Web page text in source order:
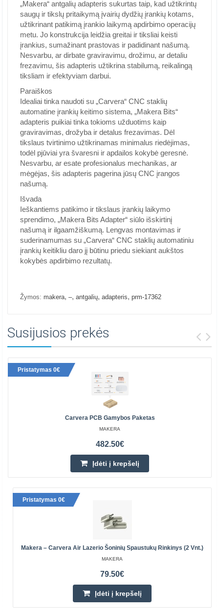
„Makera“ antgalių adapteris sukurtas taip, kad užtikrintų
saugų ir tikslų pritaikymą įvairių dydžių įrankių kotams,
užtikrinant patikimą įrankio laikymą apdirbimo operacijų
metu. Jo konstrukcija leidžia greitai ir tiksliai keisti
įrankius, sumažinant prastovas ir padidinant našumą.
Nesvarbu, ar dirbate graviravimu, drožimu, ar detaliu
frezavimu, šis adapteris užtikrina stabilumą, reikalingą
tiksliam ir efektyviam darbui.
Paraiškos
Idealiai tinka naudoti su „Carvera“ CNC staklių
automatine įrankių keitimo sistema, „Makera Bits“
adapteris puikiai tinka tokioms užduotims kaip
graviravimas, drožyba ir detalus frezavimas. Dėl
tikslaus tvirtinimo užtikrinamas minimalus riedėjimas,
todėl pjūviai yra švaresni ir apdailos kokybė geresnė.
Nesvarbu, ar esate profesionalus mechanikas, ar
mėgėjas, šis adapteris pagerina jūsų CNC įrangos
našumą.
Išvada
Ieškantiems patikimo ir tikslaus įrankių laikymo
sprendimo, „Makera Bits Adapter“ siūlo išskirtinį
našumą ir ilgaamžiškumą. Lengvas montavimas ir
suderinamumas su „Carvera“ CNC staklių automatiniu
įrankių keitikliu daro jį būtinu priedu siekiant aukštos
kokybės apdirbimo rezultatų.
Žymos: makera, –, antgalių, adapteris, prm-17362
Susijusios prekės
Pristatymas 0€
Carvera PCB Gamybos Paketas
MAKERA
482.50€
Įdėti į krepšelį
Pristatymas 0€
Makera – Carvera Air Lazerio Šoninių Spaustukų Rinkinys (2 Vnt.)
MAKERA
79.50€
Įdėti į krepšelį